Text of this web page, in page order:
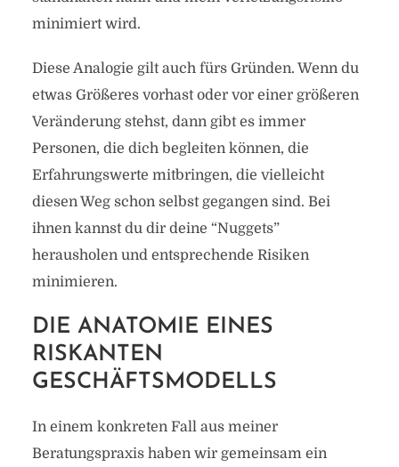
minimiert wird.
Diese Analogie gilt auch fürs Gründen. Wenn du
etwas Größeres vorhast oder vor einer größeren
Veränderung stehst, dann gibt es immer
Personen, die dich begleiten können, die
Erfahrungswerte mitbringen, die vielleicht
diesen Weg schon selbst gegangen sind. Bei
ihnen kannst du dir deine “Nuggets”
herausholen und entsprechende Risiken
minimieren.
DIE ANATOMIE EINES
RISKANTEN
GESCHÄFTSMODELLS
In einem konkreten Fall aus meiner
Beratungspraxis haben wir gemeinsam ein